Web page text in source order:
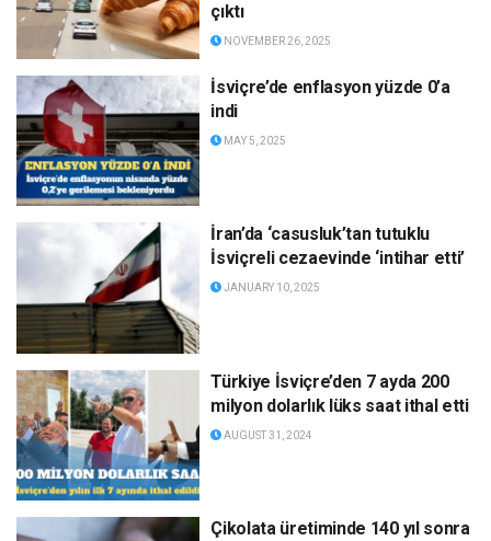
çıktı
NOVEMBER 26, 2025
İsviçre’de enflasyon yüzde 0’a
indi
MAY 5, 2025
İran’da ‘casusluk’tan tutuklu
İsviçreli cezaevinde ‘intihar etti’
JANUARY 10, 2025
Türkiye İsviçre’den 7 ayda 200
milyon dolarlık lüks saat ithal etti
AUGUST 31, 2024
Çikolata üretiminde 140 yıl sonra